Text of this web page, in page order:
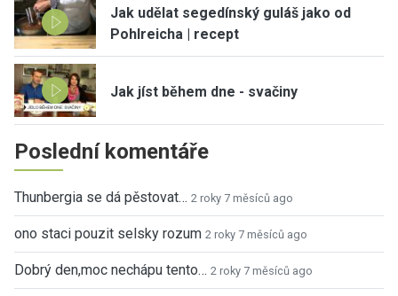
Jak udělat segedínský guláš jako od
Pohlreicha | recept
Jak jíst během dne - svačiny
Poslední komentáře
Thunbergia se dá pěstovat… 2 roky 7 měsíců ago
ono staci pouzit selsky rozum 2 roky 7 měsíců ago
Dobrý den,moc nechápu tento… 2 roky 7 měsíců ago